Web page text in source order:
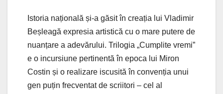
Istoria națională și-a găsit în creația lui Vladimir
Beșleagă expresia artistică cu o mare putere de
nuanțare a adevărului. Trilogia „Cumplite vremi”
e o incursiune pertinentă în epoca lui Miron
Costin și o realizare iscusită în convenția unui
gen puțin frecventat de scriitori – cel al